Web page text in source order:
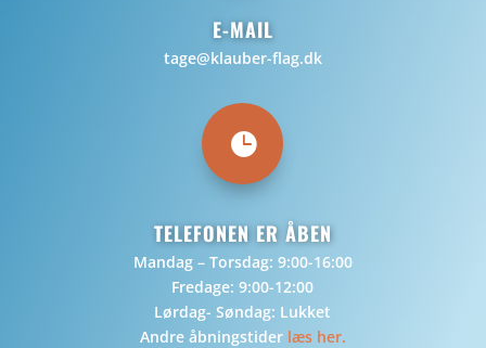
E-MAIL
tage@klauber-flag.dk

TELEFONEN ER ÅBEN
Mandag – Torsdag: 9:00-16:00
Fredage: 9:00-12:00
Lørdag- Søndag: Lukket
Andre åbningstider læs her.